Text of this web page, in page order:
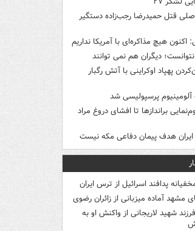
قتل حمیدرضا رجب‌زاده دستگیر
اکنون هیچ مذاکره‌ای با آمریکا نداریم
نتوانست؛ دیگران هم نمی توانند
پهپاد اوکراینی با آتش رگبار
پرسپولیسی شد
براندازها تا افشای دروغ مراد
ایران هدف پیمان دفاعی مکه نیست
پدافند اسرائیل از ترس ایران
مشهد آماده میزبانی از زائران رضوی
شهید لاریجانی از واکنش او به